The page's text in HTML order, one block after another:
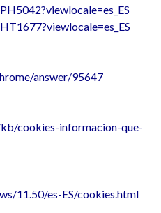
answer/95647
cookies-informacion-que-
11.50/es-ES/cookies.html